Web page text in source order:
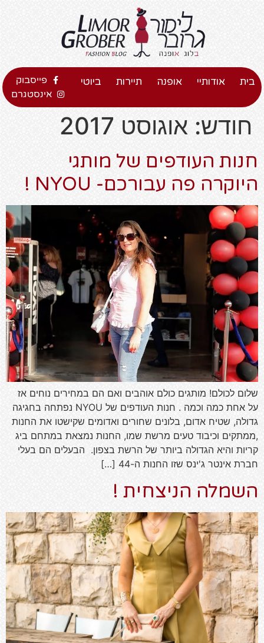
בית אודותיי אופנה תיירות ביוטי
פייסבוק
אינסטגרם
חודש: אוגוסט 2017
חנות העודפים של מותגי
היוקרה פה עבורכם- NYOU !
שלום לכולם! מותגים כולם אוהבים ואם הם במחירים נוחים אז
על אחת כמה וכמה . חנות העודפים של NYOU נפתחה בחגיגה
גדולה, שטיח אדום, בלונים שחורים ואדומים שקישטו את החנות
,ממתקים וכיבוד טעים מרשת שמו, החנות נמצאת במתחם ביג
קריות והיא הגדולה ביותר של הרשת בצפון. הבעלים הם בעלי
חברת אינטר ג'ינס שזו החנות ה-44 […]
השמלה הניצחית !